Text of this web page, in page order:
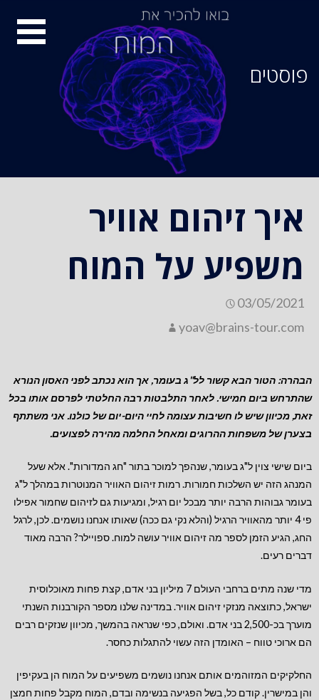
פוסטים
איך זיהום אוויר
משפיע על המוח
03/05/2021
yoav@brains-tour.com
הבהרה: הטור הבא קשור לל"ג בעומר, אך הוא נכתב לפני האסון הנורא
שהתרחש ביום חמישי. לאחר התלבטות רבה החלטתי לפרסם אותו בכל
זאת, מכיוון שיש לו חשיבות עצומה לחיי היום-יום של כולנו. אני משתתף
בצערן של משפחות ההרוגים ומאחל החלמה מהירה לפצועים.
ביום שישי צוין ל"ג בעומר, שנהפך למוכר בתור "חג המדורות". אלא שעל
המנהג הזה יש השלכות חמורות. רמות זיהום האוויר המנוטרות במהלך ל"ג
בעומר גבוהות הרבה יותר מבכל יום רגיל, ומגיעות גם לזיהום שחמור אפילו
פי 4 יותר מהאוויר הרגיל (והלא נקי גם ככה) שאותו אנחנו נושמים. לכן, לרגל
החג, הגיע הזמן לספר מה זיהום אוויר עושה למוח. ספויילר? הרבה מאוד
דברים רעים.
מדי שנה מתים ברחבי העולם 7 מיליון בני אדם, קצת פחות מאוכלוסית
ישראל, כתוצאה מנזקי זיהום אוויר. במדינה שלנו מספר הקורבנות השנתי
מוערך בכ-2,500 בני אדם. ואולם, כפי שנראה בהמשך, מכיוון שנזקים רבים
הם ארוכי טווח – האומדן הזה עשוי להתגלות כחסר.
החלקיקים המזוהמים אותם אנחנו נושמים משפיעים על המוח הן בעקיפין
והן במישרין. קודם כל, בשל הפגיעה בנשימה ובדם, המוח מקבל פחות חמצן